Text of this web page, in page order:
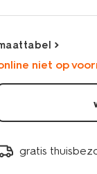
niet op
gratis